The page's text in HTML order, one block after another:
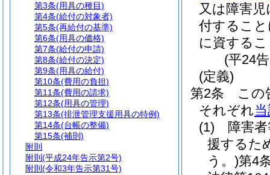
又は障害
付するこ
に資する
(平24
(定義)
第2条
この
それぞれ
(1)
障害
援するた
う。)第4
第3条(用具の種目)
第4条(給付の対象者)
第5条(再給付の基準)
第6条(用具の価格)
第7条(給付の申請)
第8条(給付の決定)
第9条(用具の給付)
第10条(費用の負担)
第11条(費用の請求)
第12条(用具の管理)
第13条(排泄管理支援用具の特例)
第14条(台帳の整備)
第15条(補則)
附則
附則 (平成24年告示第2号)
附則 (令和3年告示第31号)